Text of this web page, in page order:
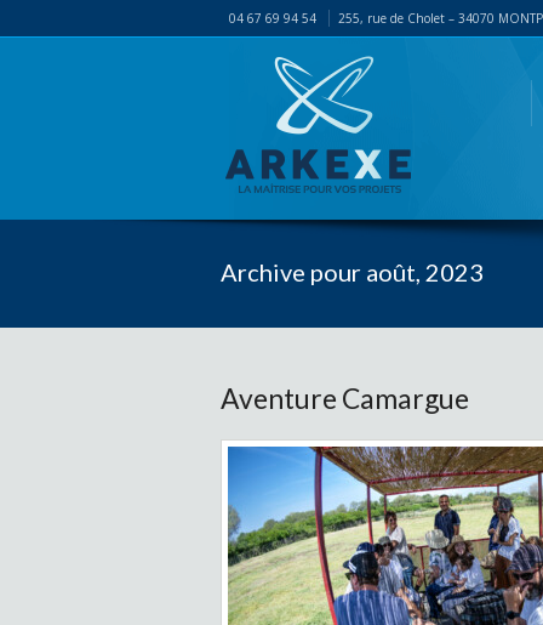
04 67 69 94 54 255, rue de Cholet – 34070
Archive pour août, 2023
Aventure Camargue